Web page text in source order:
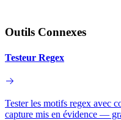
Outils Connexes
Testeur Regex
Tester les motifs regex avec
capture mis en évidence —